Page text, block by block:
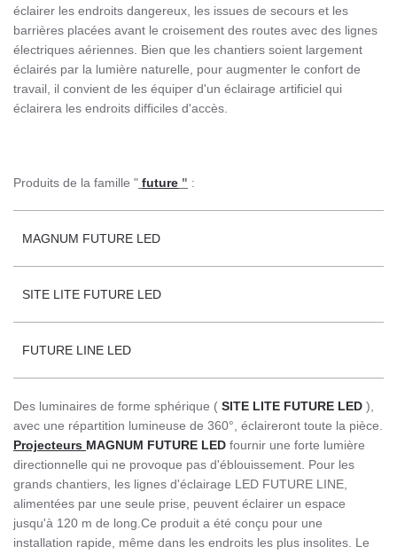
éclairer les endroits dangereux, les issues de secours et les
barrières placées avant le croisement des routes avec des lignes
électriques aériennes. Bien que les chantiers soient largement
éclairés par la lumière naturelle, pour augmenter le confort de
travail, il convient de les équiper d'un éclairage artificiel qui
éclairera les endroits difficiles d'accès.
Produits de la famille " future " :
MAGNUM FUTURE LED
SITE LITE FUTURE LED
FUTURE LINE LED
Des luminaires de forme sphérique ( SITE LITE FUTURE LED ),
avec une répartition lumineuse de 360°, éclaireront toute la pièce.
Projecteurs MAGNUM FUTURE LED fournir une forte lumière
directionnelle qui ne provoque pas d'éblouissement. Pour les
grands chantiers, les lignes d'éclairage LED FUTURE LINE,
alimentées par une seule prise, peuvent éclairer un espace
jusqu'à 120 m de long.Ce produit a été conçu pour une
installation rapide, même dans les endroits les plus insolites. Le